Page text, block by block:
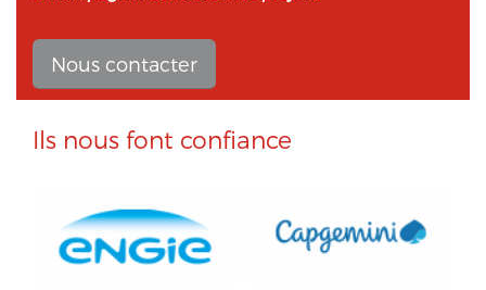
Nous contacter
Ils nous font confiance